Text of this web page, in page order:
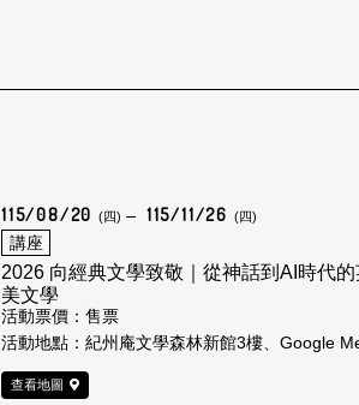
115/08/20 (四) 115/11/26 (四)
講座
2026 向經典文學致敬｜從神話到AI時代的
美文學
活動票價：售票
活動地點：紀州庵文學森林新館3樓、Google
查看地圖